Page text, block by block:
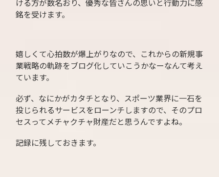
ける方が数名おり、優秀な皆さんの思いと行動力に感
銘を受けます。
嬉しくて心拍数が爆上がりなので、これからの新規事
業戦略の軌跡をブログ化していこうかなーなんて考え
ています。
必ず、なにかがカタチとなり、スポーツ業界に一石を
投じられるサービスをローンチしますので、そのプロ
セスってメチャクチャ財産だと思うんですよね。
記録に残しておきます。